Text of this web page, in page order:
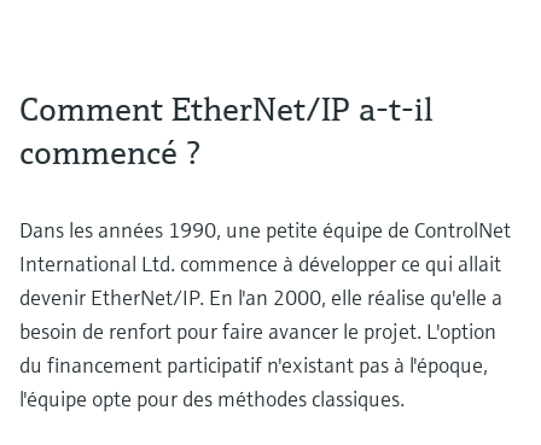
Comment EtherNet/IP a-t-il
commencé ?
Dans les années 1990, une petite équipe de ControlNet
International Ltd. commence à développer ce qui allait
devenir EtherNet/IP. En l'an 2000, elle réalise qu'elle a
besoin de renfort pour faire avancer le projet. L'option
du financement participatif n'existant pas à l'époque,
l'équipe opte pour des méthodes classiques.